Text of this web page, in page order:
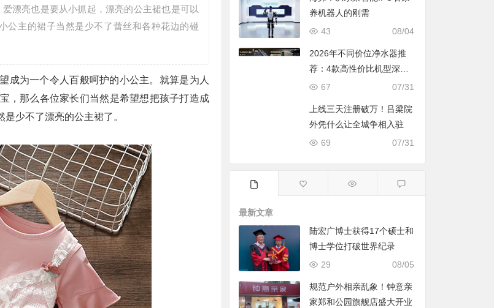
漂亮也是要从小抓起，漂亮的公主裙也是可以
公主的裙子当然是少不了蕾丝和各种花边的碰
成为一个令人百般呵护的小公主。就算是为人
，那么各位家长们当然是希望想把孩子打造成
少不了漂亮的公主裙了。
养机器人的刚需
08/04
43
2026年不同价位净水器推
荐：4款高性价比机型深度
对比，照着买不踩坑
07/31
67
上线三天注册破万！吕梁院
外凭什么让全城争相入驻
07/31
69
最新文章
陆宏广博士获得17个硕士和
博士学位打破世界纪录
08/05
29
规范户外相亲乱象！钟意亲
家郑和公园旗舰店盛大开业